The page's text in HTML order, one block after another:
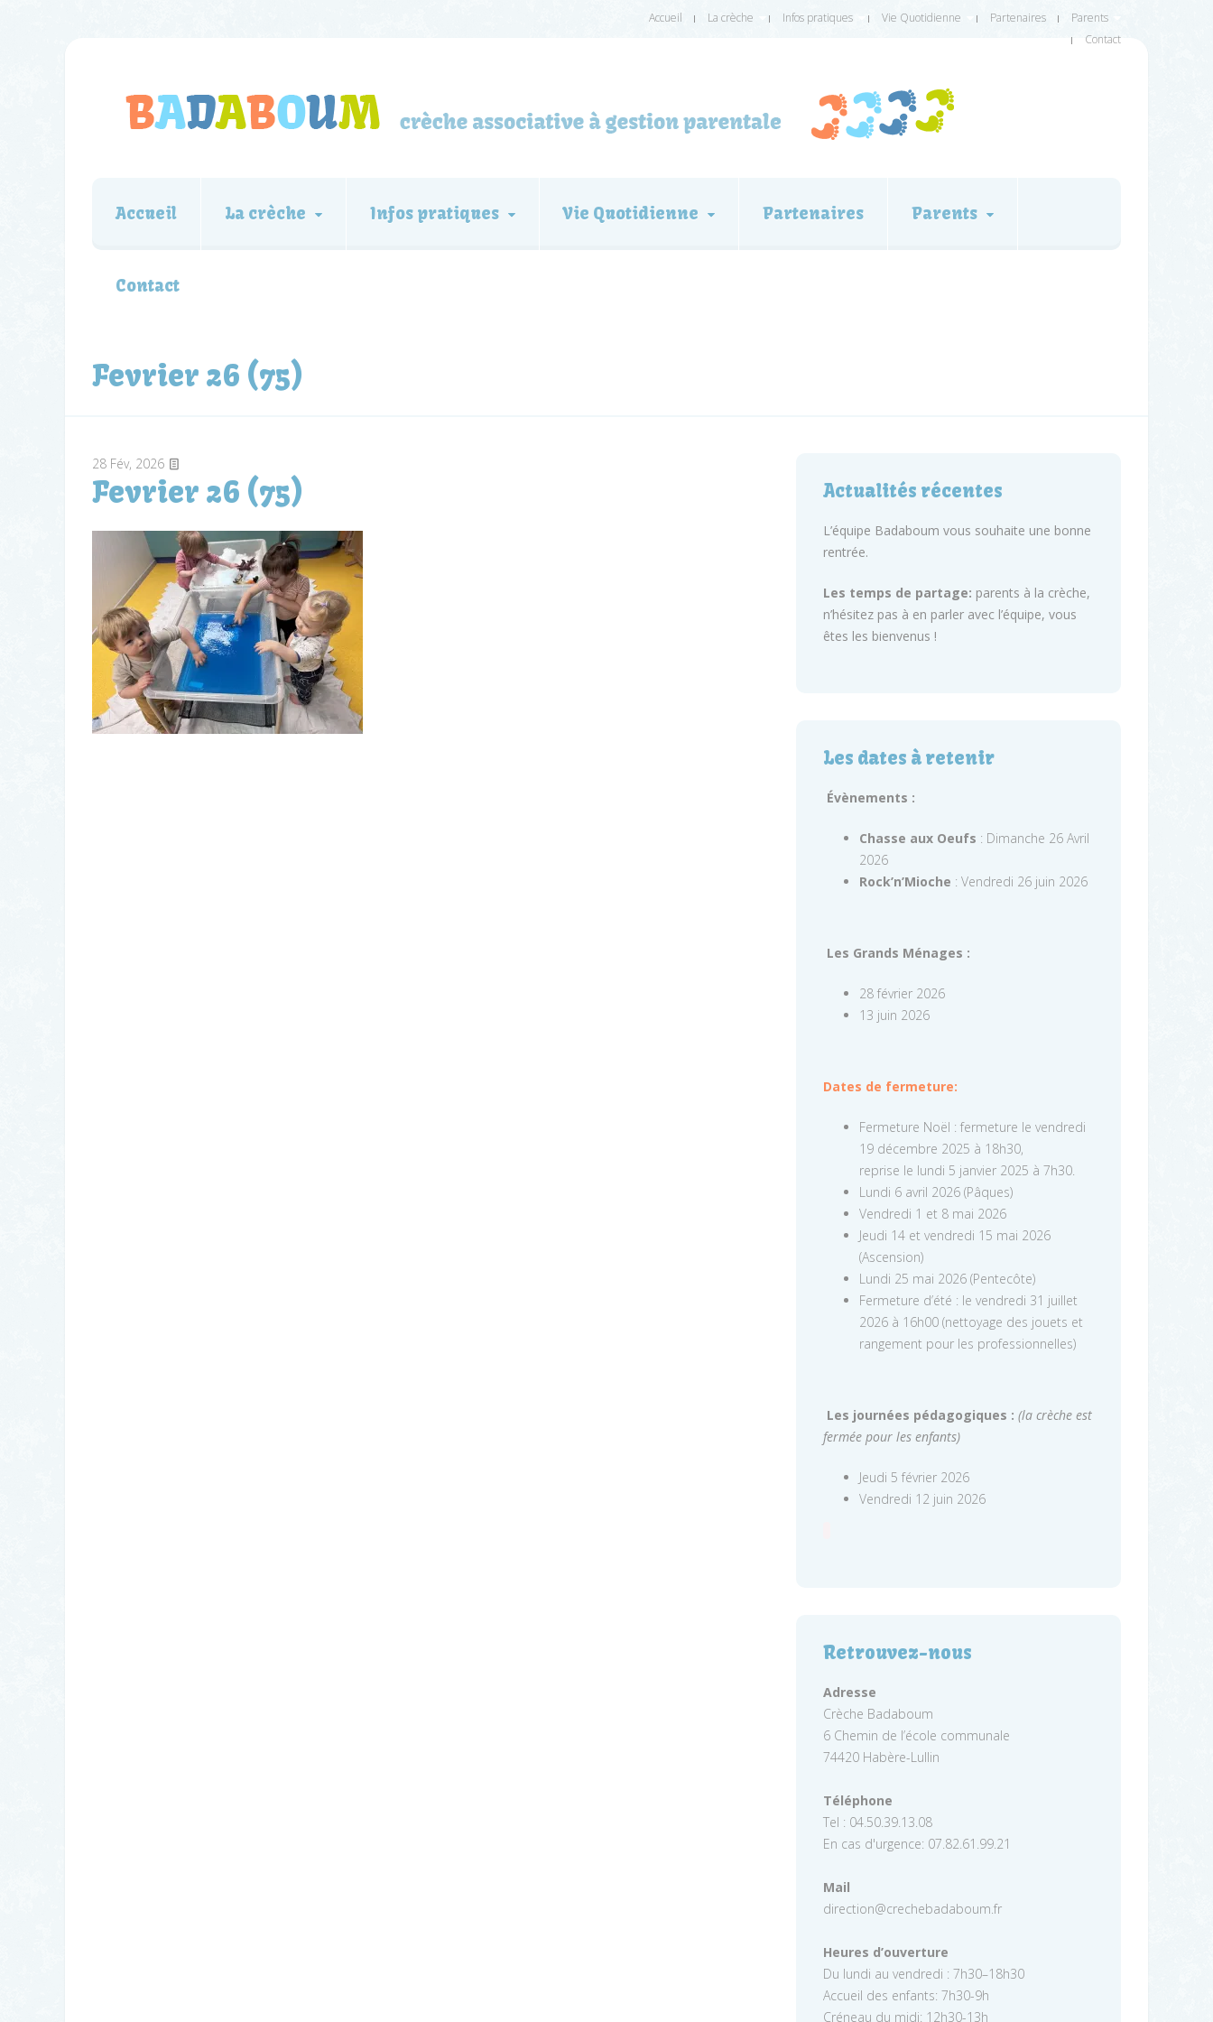
Accueil La crèche Infos pratiques Vie Quotidienne Partenaires
Parents
Contact
Accueil La crèche Infos pratiques Vie Quotidienne Partenaires Parents
Contact
Fevrier 26 (75)
28 Fév, 2026
Fevrier 26 (75) Actualités récentes
L’équipe Badaboum vous souhaite une bonne
rentrée.
Les temps de partage: parents à la crèche,
n’hésitez pas à en parler avec l’équipe, vous
êtes les bienvenus !
Les dates à retenir
Évènements :
Chasse aux Oeufs : Dimanche 26 Avril
2026
Rock’n’Mioche : Vendredi 26 juin 2026
Les Grands Ménages :
28 février 2026
13 juin 2026
Dates de fermeture:
Fermeture Noël : fermeture le vendredi
19 décembre 2025 à 18h30,
reprise le lundi 5 janvier 2025 à 7h30.
Lundi 6 avril 2026 (Pâques)
Vendredi 1 et 8 mai 2026
Jeudi 14 et vendredi 15 mai 2026
(Ascension)
Lundi 25 mai 2026 (Pentecôte)
Fermeture d’été : le vendredi 31 juillet
2026 à 16h00 (nettoyage des jouets et
rangement pour les professionnelles)
Les journées pédagogiques : (la crèche est
fermée pour les enfants)
Jeudi 5 février 2026
Vendredi 12 juin 2026
Retrouvez-nous
Adresse
Crèche Badaboum
6 Chemin de l’école communale
74420 Habère-Lullin
Téléphone
Tel : 04.50.39.13.08
En cas d'urgence: 07.82.61.99.21
Mail
direction@crechebadaboum.fr
Heures d’ouverture
Du lundi au vendredi : 7h30–18h30
Accueil des enfants: 7h30-9h
Créneau du midi: 12h30-13h